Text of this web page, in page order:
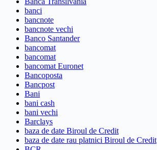
banci
bancnote
bancnote vechi
Banco Santander
bancomat
bancomat
bancomat Euronet
Bancoposta
Bancpost
Bani
bani cash
bani vechi
Barclays
baza de date Biroul de Credit
baza de date rau platnici Biroul de Credit